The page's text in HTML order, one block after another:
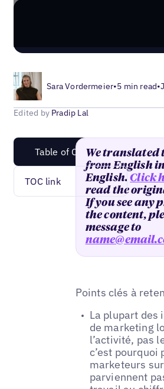
Sara Vordermeier•5 min read•
Edited by Pradip Lal
Table of Content
TOC link
We translated
from English
English.Click
read the
If you see any
the content,
message to
Points clés à
La plupart des
de marketing
l’activité, pas
c’est pourquoi
marketeurs
parviennent